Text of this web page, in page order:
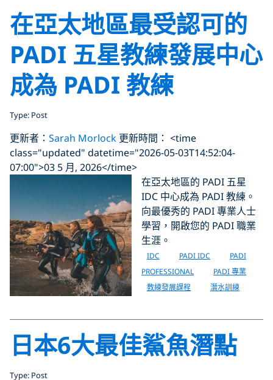
在亞太地區最受認可的
PADI 五星教練發展中心
成為 PADI 教練
Type: Post
更新者： Sarah Morlock 更新時間： <time
class="updated" datetime="2026-05-03T14:52:04-
07:00">03 5 月, 2026</time>
在亞太地區的 PADI 五星
IDC 中心成為 PADI 教練。
向最優秀的 PADI 專業人士
學習，開啟您的 PADI 職業
生涯。
IDC PADI IDC
PADI
PROFESSIONAL
PADI 專業
教練發展課程
潛水訓練
日本6大最佳鯊魚潛點
Type: Post